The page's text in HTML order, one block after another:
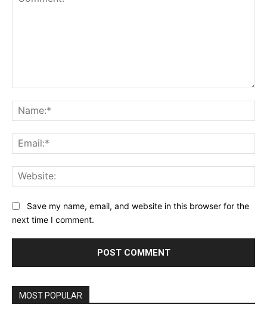
Save my name, email, and website in this browser for the
next time I comment.
MOST POPULAR